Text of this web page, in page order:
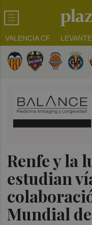
VALENCIA CF
Renfe y la
estudian
Mundial